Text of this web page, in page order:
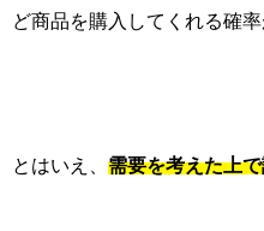
ど商品を購入してくれる確
とはいえ、 需要を考えた上